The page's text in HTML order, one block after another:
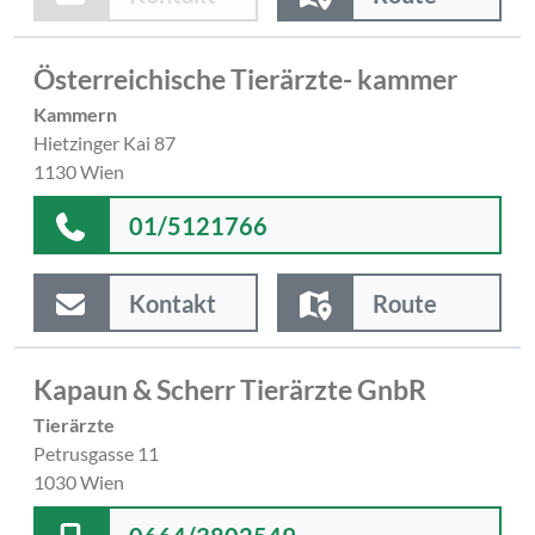
Österreichische Tierärzte- kammer
Kammern
Hietzinger Kai 87
1130 Wien
01/5121766
Kontakt Route
Kapaun & Scherr Tierärzte GnbR
Tierärzte
Petrusgasse 11
1030 Wien